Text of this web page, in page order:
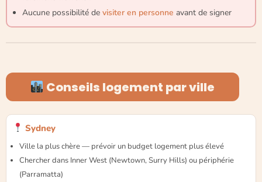
Aucune possibilité de visiter en personne avant de signer
Conseils logement par ville
Sydney
Ville la plus chère — prévoir un budget logement plus élevé
Chercher dans Inner West (Newtown, Surry Hills) ou périphérie
(Parramatta)